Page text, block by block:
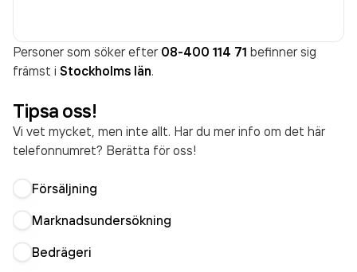
Personer som söker efter 08-400 114 71 befinner sig
främst i Stockholms län.
Tipsa oss!
Vi vet mycket, men inte allt. Har du mer info om det här
telefonnumret? Berätta för oss!
Försäljning
Marknadsundersökning
Bedrägeri